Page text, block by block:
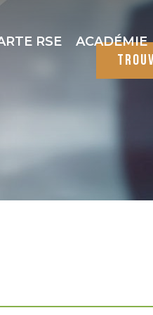
RSE ACADÉMIE